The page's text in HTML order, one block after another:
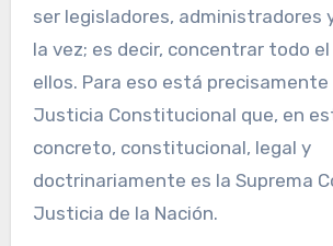
ser legisladores, administradores
la vez; es decir, concentrar todo
ellos. Para eso está precisamente
Justicia Constitucional que, en
concreto, constitucional, legal y
doctrinariamente es la Suprema
Justicia de la Nación.